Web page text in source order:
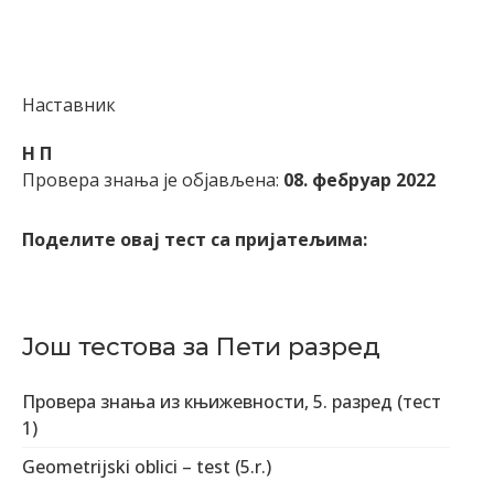
Наставник
Н П
Провера знања је објављена: 08. фебруар 2022
Поделите овај тест са пријатељима:
Још тестова за Пети разред
Провера знања из књижевности, 5. разред (тест
1)
Geometrijski oblici – test (5.r.)